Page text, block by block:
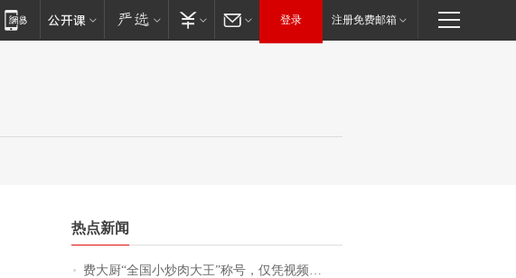
登录 注册免费邮箱
热点新闻
费大厨“全国小炒肉大王”称号，仅凭视频评出？中国烹饪协会回应